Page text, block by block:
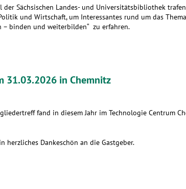
der Sächsischen Landes- und Universitätsbibliothek
und Wirtschaft, um Interessantes rund um das Thema
– binden und weiterbilden“ zu erfahren.
31.03.2026 in Chemnitz
fand in diesem Jahr im Technologie Centrum
herzliches Dankeschön an die Gastgeber.